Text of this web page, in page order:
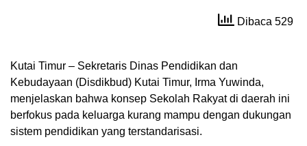
Dibaca 529
Kutai Timur – Sekretaris Dinas Pendidikan dan
Kebudayaan (Disdikbud) Kutai Timur, Irma Yuwinda,
menjelaskan bahwa konsep Sekolah Rakyat di daerah ini
berfokus pada keluarga kurang mampu dengan dukungan
sistem pendidikan yang terstandarisasi.